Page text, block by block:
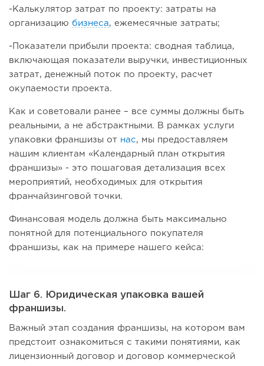
-Калькулятор затрат по проекту: затраты на
организацию бизнеса, ежемесячные затраты;
-Показатели прибыли проекта: сводная таблица,
включающая показатели выручки, инвестиционных
затрат, денежный поток по проекту, расчет
окупаемости проекта.
Как и советовали ранее – все суммы должны быть
реальными, а не абстрактными. В рамках услуги
упаковки франшизы от нас, мы предоставляем
нашим клиентам «Календарный план открытия
франшизы» - это пошаговая детализация всех
мероприятий, необходимых для открытия
франчайзинговой точки.
Финансовая модель должна быть максимально
понятной для потенциального покупателя
франшизы, как на примере нашего кейса:
Шаг 6. Юридическая упаковка вашей
франшизы.
Важный этап создания франшизы, на котором вам
предстоит ознакомиться с такими понятиями, как
лицензионный договор и договор коммерческой